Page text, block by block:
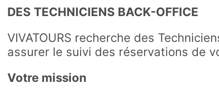
DES TECHNICIENS BACK-OFFICE
VIVATOURS recherche des
assurer le suivi des réservations de
Votre mission